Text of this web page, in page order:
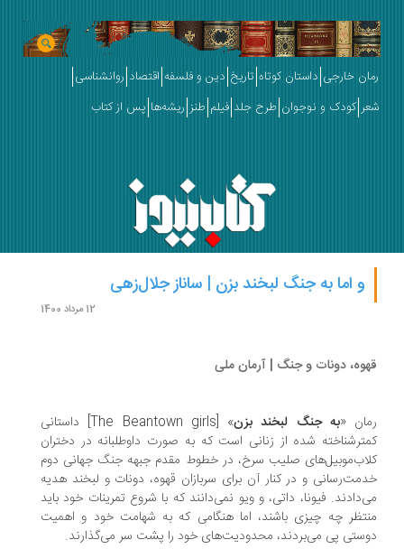
خارجی داستان کوتاه تاریخ دین و فلسفه اقتصاد روانشناسی
کودک و نوجوان طرح جلد فیلم طنز ریشه‌ها پس از کتاب
و اما به جنگ لبخند بزن | ساناز جلال‌زهی
دونات و جنگ | آرمان ملی
«به جنگ لبخند بزن
» [The Beantown girls] داستانی
شده‌ از زنانی است که به صورت داوطلبانه در دختران
صلیب سرخ، در خطوط مقدم جبهه‌ جنگ جهانی دوم
و در کنار آن برای سربازان قهوه، دونات و لبخند هدیه
فیونا، داتی، و ویو نمی‌دانند که با شروع تمرینات خود باید
چه چیزی باشند، اما هنگامی که به شهامت خود و اهمیت
پی می‌بردند، محدودیت‌ها‌ی خود را پشت سر می‌گذارند.